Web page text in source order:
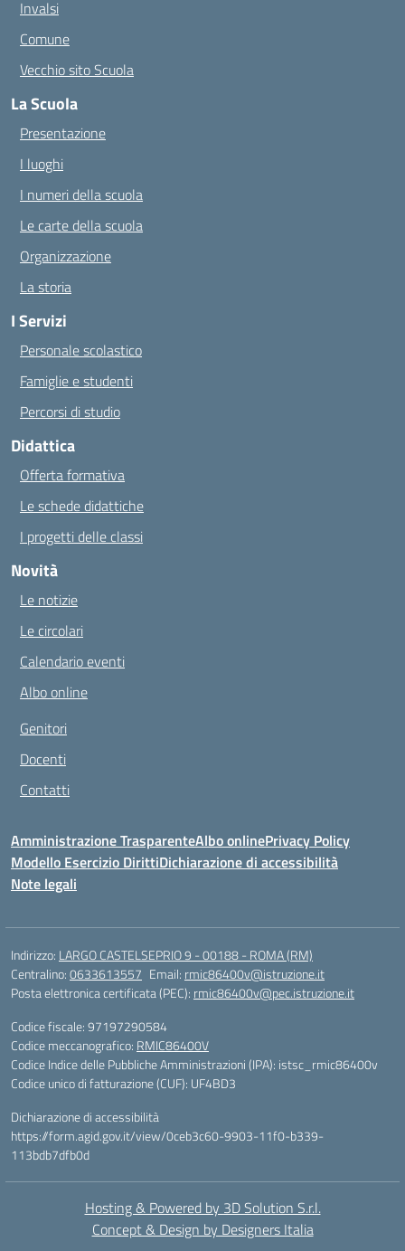
Invalsi
Comune
Vecchio sito Scuola
La Scuola
Presentazione
I luoghi
I numeri della scuola
Le carte della scuola
Organizzazione
La storia
I Servizi
Personale scolastico
Famiglie e studenti
Percorsi di studio
Didattica
Offerta formativa
Le schede didattiche
I progetti delle classi
Novità
Le notizie
Le circolari
Calendario eventi
Albo online
Genitori
Docenti
Contatti
Amministrazione TrasparenteAlbo onlinePrivacy Policy
Modello Esercizio DirittiDichiarazione di accessibilità
Note legali
Indirizzo: LARGO CASTELSEPRIO 9 - 00188 - ROMA (RM)
Centralino:0633613557 Email: rmic86400v@istruzione.it
Posta elettronica certificata (PEC): rmic86400v@pec.istruzione.it
Codice fiscale: 97197290584
Codice meccanografico: RMIC86400V
Codice Indice delle Pubbliche Amministrazioni (IPA): istsc_rmic86400v
Codice unico di fatturazione (CUF): UF4BD3
Dichiarazione di accessibilità
https://form.agid.gov.it/view/0ceb3c60-9903-11f0-b339-
113bdb7dfb0d
Hosting & Powered by 3D Solution S.r.l.
Concept & Design by Designers Italia